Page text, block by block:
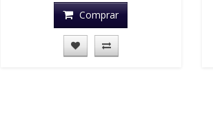
Comprar